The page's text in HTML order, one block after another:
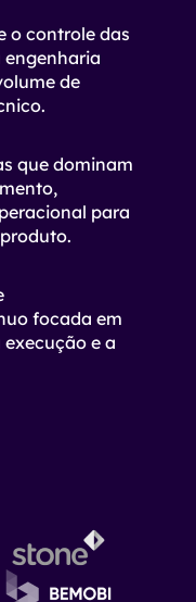
o controle das
engenharia
de
que dominam
para
focada em
e a